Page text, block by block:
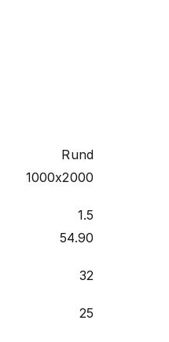
Rund
1000x2000
1.5
54.90
32
25